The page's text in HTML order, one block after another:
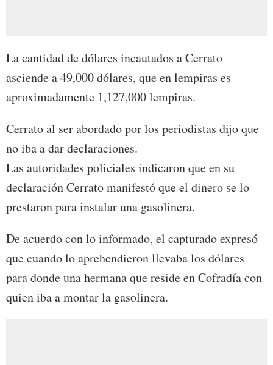
La cantidad de dólares incautados a Cerrato
asciende a 49,000 dólares, que en lempiras es
aproximadamente 1,127,000 lempiras.
Cerrato al ser abordado por los periodistas dijo que
no iba a dar declaraciones.
Las autoridades policiales indicaron que en su
declaración Cerrato manifestó que el dinero se lo
prestaron para instalar una gasolinera.
De acuerdo con lo informado, el capturado expresó
que cuando lo aprehendieron llevaba los dólares
para donde una hermana que reside en Cofradía con
quien iba a montar la gasolinera.